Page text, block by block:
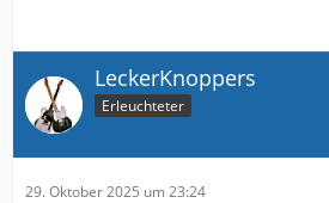
LeckerKnoppers
Erleuchteter
29. Oktober 2025 um 23:24